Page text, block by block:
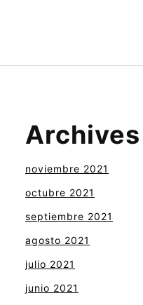
Archives
noviembre 2021
octubre 2021
septiembre 2021
agosto 2021
julio 2021
junio 2021